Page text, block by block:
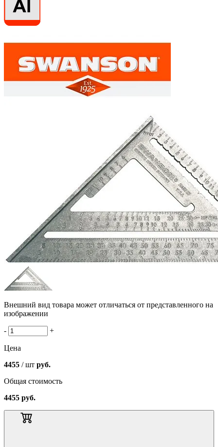
Внешний вид товара может отличаться от представленного на
изображении
- +
Цена
4455 / шт руб.
Общая стоимость
4455 руб.